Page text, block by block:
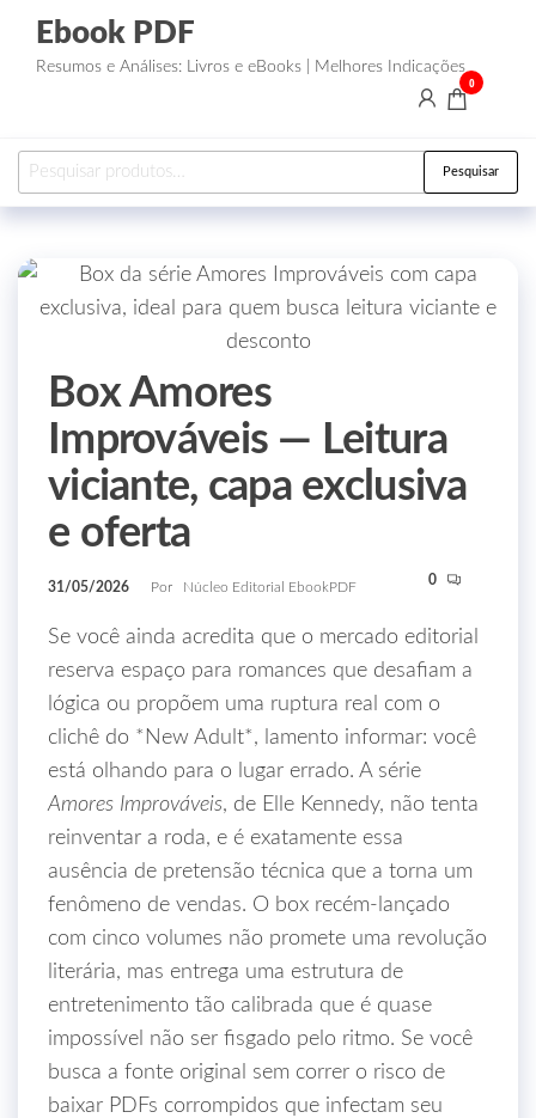
Ebook PDF
Resumos e Análises: Livros e eBooks | Melhores Indicações
0
Pesquisar
Box Amores
Improváveis — Leitura
viciante, capa exclusiva
e oferta
31/05/2026 Por Núcleo Editorial EbookPDF 0
Se você ainda acredita que o mercado editorial
reserva espaço para romances que desafiam a
lógica ou propõem uma ruptura real com o
clichê do *New Adult*, lamento informar: você
está olhando para o lugar errado. A série
Amores Improváveis, de Elle Kennedy, não tenta
reinventar a roda, e é exatamente essa
ausência de pretensão técnica que a torna um
fenômeno de vendas. O box recém-lançado
com cinco volumes não promete uma revolução
literária, mas entrega uma estrutura de
entretenimento tão calibrada que é quase
impossível não ser fisgado pelo ritmo. Se você
busca a fonte original sem correr o risco de
baixar PDFs corrompidos que infectam seu